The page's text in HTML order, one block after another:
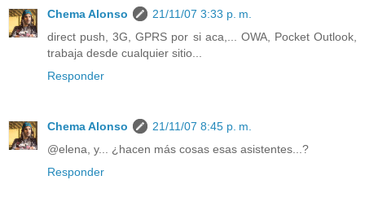
Chema Alonso
21/11/07 3:33 p. m.
direct push, 3G, GPRS por si aca,... OWA, Pocket Outlook,
trabaja desde cualquier sitio...
Responder
Chema Alonso
21/11/07 8:45 p. m.
@elena, y... ¿hacen más cosas esas asistentes...?
Responder